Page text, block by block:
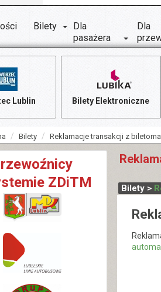
Bilety
Dla
pasażera
Dla
Lublin Bilety Elektroniczne
Bilety Reklamacje transakcji z
ZDiTM
Bilety >